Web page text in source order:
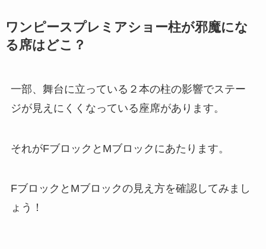
ワンピースプレミアショー柱が邪魔にな
る席はどこ？
一部、舞台に立っている２本の柱の影響でステー
ジが見えにくくなっている座席があります。
それがFブロックとMブロックにあたります。
FブロックとMブロックの見え方を確認してみまし
ょう！